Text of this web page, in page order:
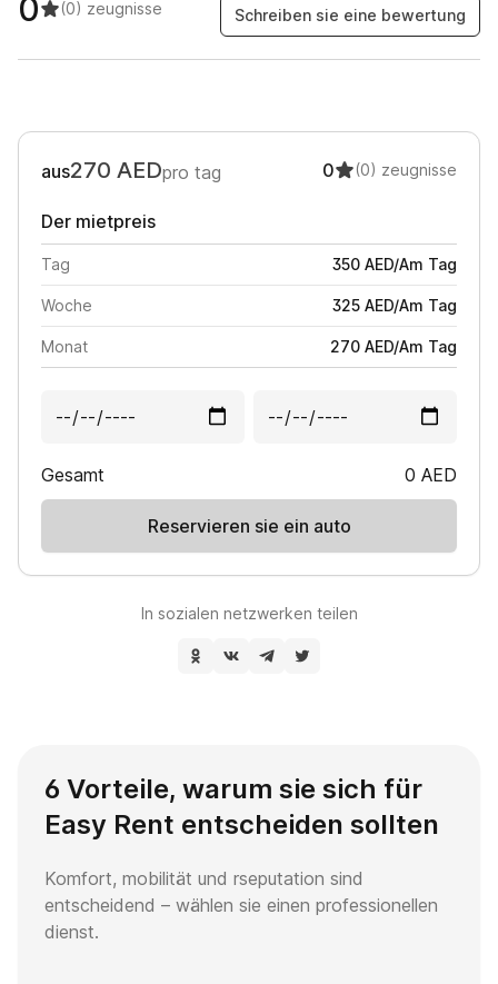
0 (0) zeugnisse Schreiben sie eine bewertung
aus270 AEDpro tag 0 (0) zeugnisse
Der mietpreis
Tag 350 AED/Am Tag
Woche 325 AED/Am Tag
Monat 270 AED/Am Tag
Gesamt 0 AED
Reservieren sie ein auto
In sozialen netzwerken teilen
6 Vorteile, warum sie sich für
Easy Rent entscheiden sollten
Komfort, mobilität und rseputation sind
entscheidend – wählen sie einen professionellen
dienst.